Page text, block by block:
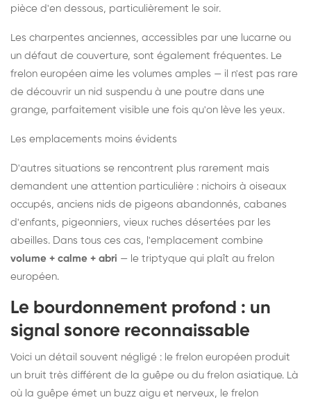
pièce d'en dessous, particulièrement le soir.
Les charpentes anciennes, accessibles par une lucarne ou
un défaut de couverture, sont également fréquentes. Le
frelon européen aime les volumes amples — il n'est pas rare
de découvrir un nid suspendu à une poutre dans une
grange, parfaitement visible une fois qu'on lève les yeux.
Les emplacements moins évidents
D'autres situations se rencontrent plus rarement mais
demandent une attention particulière : nichoirs à oiseaux
occupés, anciens nids de pigeons abandonnés, cabanes
d'enfants, pigeonniers, vieux ruches désertées par les
abeilles. Dans tous ces cas, l'emplacement combine
volume + calme + abri — le triptyque qui plaît au frelon
européen.
Le bourdonnement profond : un
signal sonore reconnaissable
Voici un détail souvent négligé : le frelon européen produit
un bruit très différent de la guêpe ou du frelon asiatique. Là
où la guêpe émet un buzz aigu et nerveux, le frelon